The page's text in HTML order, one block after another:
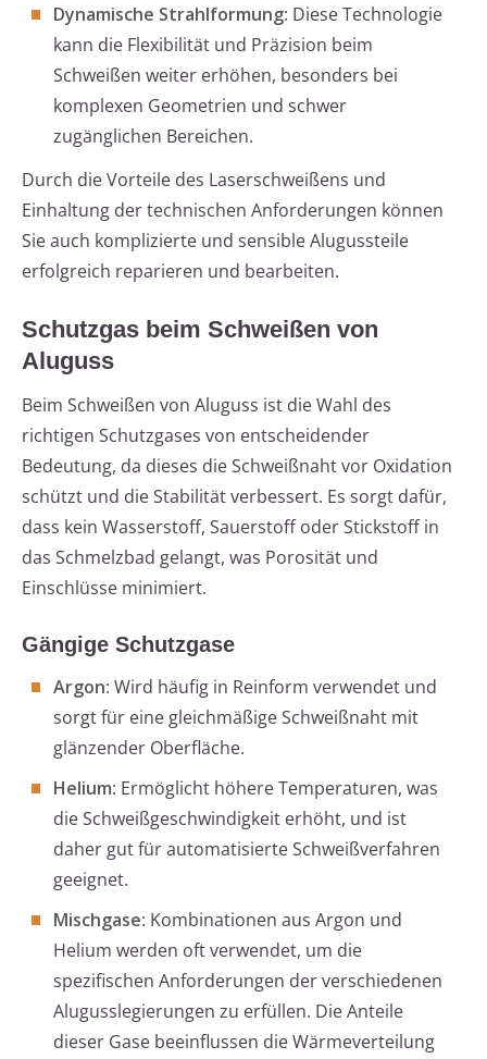
Dynamische Strahlformung: Diese Technologie
kann die Flexibilität und Präzision beim
Schweißen weiter erhöhen, besonders bei
komplexen Geometrien und schwer
zugänglichen Bereichen.
Durch die Vorteile des Laserschweißens und
Einhaltung der technischen Anforderungen können
Sie auch komplizierte und sensible Alugussteile
erfolgreich reparieren und bearbeiten.
Schutzgas beim Schweißen von
Aluguss
Beim Schweißen von Aluguss ist die Wahl des
richtigen Schutzgases von entscheidender
Bedeutung, da dieses die Schweißnaht vor Oxidation
schützt und die Stabilität verbessert. Es sorgt dafür,
dass kein Wasserstoff, Sauerstoff oder Stickstoff in
das Schmelzbad gelangt, was Porosität und
Einschlüsse minimiert.
Gängige Schutzgase
Argon: Wird häufig in Reinform verwendet und
sorgt für eine gleichmäßige Schweißnaht mit
glänzender Oberfläche.
Helium: Ermöglicht höhere Temperaturen, was
die Schweißgeschwindigkeit erhöht, und ist
daher gut für automatisierte Schweißverfahren
geeignet.
Mischgase: Kombinationen aus Argon und
Helium werden oft verwendet, um die
spezifischen Anforderungen der verschiedenen
Alugusslegierungen zu erfüllen. Die Anteile
dieser Gase beeinflussen die Wärmeverteilung